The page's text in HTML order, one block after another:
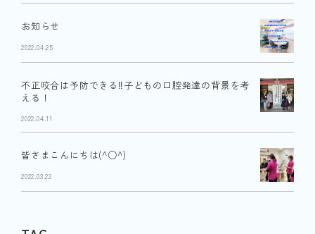
お知らせ
2022.04.25
不正咬合は予防できる‼︎子どもの口腔発達の背景を考
える！
2022.04.11
皆さまこんにちは(^○^)
2022.03.22